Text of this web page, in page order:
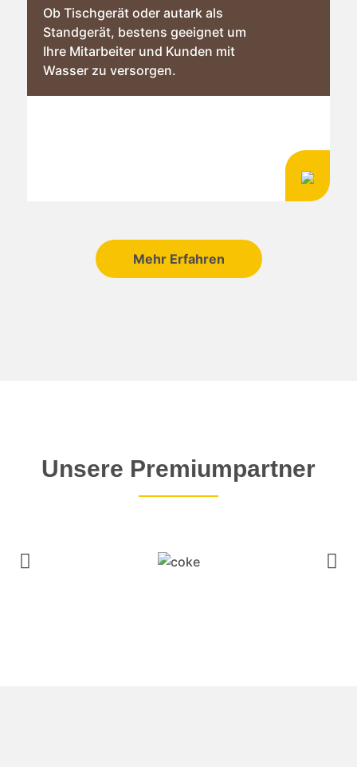
Ob Tischgerät oder autark als
Standgerät, bestens geeignet um
Ihre Mitarbeiter und Kunden mit
Wasser zu versorgen.
Mehr Erfahren
Unsere Premium­partner